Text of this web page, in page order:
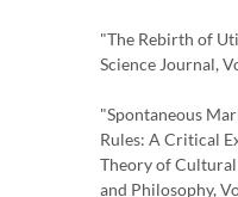
"The Rebirth of
Science Journal,
"Spontaneous
Rules: A Critical
Theory of
and Philosophy,